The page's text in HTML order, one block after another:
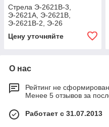
Стрела Э-2621В-3,
Э-2621А, Э-2621В,
Э-2621В-2, Э-26
Цену уточняйте
О нас
Рейтинг не сформирован
Менее 5 отзывов за
Работает с 31.07.2013